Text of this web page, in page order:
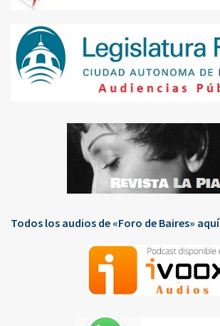
Todos los audios de «Foro de Baires» aquí